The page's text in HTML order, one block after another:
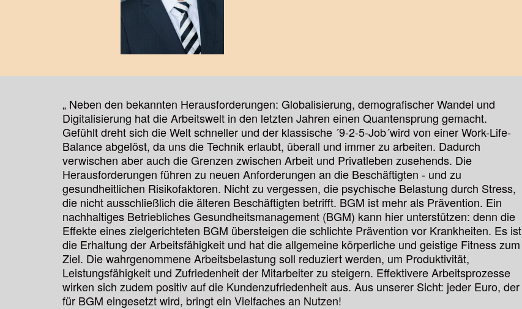
„ Neben den bekannten Herausforderungen: Globalisierung, demografischer Wandel und
Digitalisierung hat die Arbeitswelt in den letzten Jahren einen Quantensprung gemacht.
Gefühlt dreht sich die Welt schneller und der klassische ´9-2-5-Job´wird von einer Work-Life-
Balance abgelöst, da uns die Technik erlaubt, überall und immer zu arbeiten. Dadurch
verwischen aber auch die Grenzen zwischen Arbeit und Privatleben zusehends. Die
Herausforderungen führen zu neuen Anforderungen an die Beschäftigten - und zu
gesundheitlichen Risikofaktoren. Nicht zu vergessen, die psychische Belastung durch Stress,
die nicht ausschließlich die älteren Beschäftigten betrifft. BGM ist mehr als Prävention. Ein
nachhaltiges Betriebliches Gesundheitsmanagement (BGM) kann hier unterstützen: denn die
Effekte eines zielgerichteten BGM übersteigen die schlichte Prävention vor Krankheiten. Es ist
die Erhaltung der Arbeitsfähigkeit und hat die allgemeine körperliche und geistige Fitness zum
Ziel. Die wahrgenommene Arbeitsbelastung soll reduziert werden, um Produktivität,
Leistungsfähigkeit und Zufriedenheit der Mitarbeiter zu steigern. Effektivere Arbeitsprozesse
wirken sich zudem positiv auf die Kundenzufriedenheit aus. Aus unserer Sicht: jeder Euro, der
für BGM eingesetzt wird, bringt ein Vielfaches an Nutzen!